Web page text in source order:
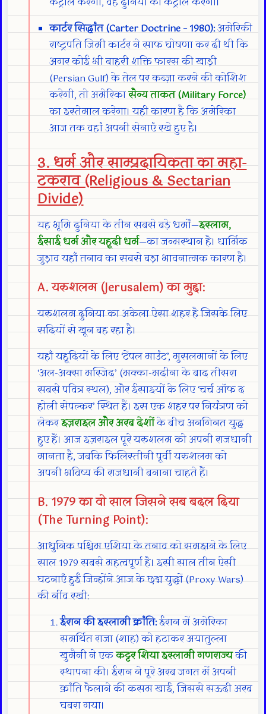
कार्टर सिद्धांत (Carter Doctrine – 1980):अमेरिकी
राष्ट्रपति जिमी कार्टर ने साफ घोषणा कर दी थी कि
अगर कोई भी बाहरी शक्ति फारस की खाड़ी
(Persian Gulf) के तेल पर कब्ज़ा करने की कोशिश
करेगी, तो अमेरिकासैन्य ताकत (Military Force)
का इस्तेमाल करेगा। यही कारण है कि अमेरिका
आज तक वहां अपनी सेनाएं रखे हुए है।
3. धर्म और साम्प्रदायिकता का महा-
टकराव (Religious & Sectarian
Divide)
यह भूमि दुनिया के तीन सबसे बड़े धर्मों—इस्लाम,
ईसाई धर्म और यहूदी धर्म—का जन्मस्थान है। धार्मिक
जुड़ाव यहाँ तनाव का सबसे बड़ा भावनात्मक कारण है।
A. यरुशलम (Jerusalem) का मुद्दा:
यरुशलम दुनिया का अकेला ऐसा शहर है जिसके लिए
सदियों से खून बह रहा है।
यहाँ यहूदियों के लिए ‘टेंपल माउंट’, मुसलमानों के लिए
‘अल-अक्सा मस्जिद’ (मक्का-मदीना के बाद तीसरा
सबसे पवित्र स्थल), और ईसाइयों के लिए ‘चर्च ऑफ द
होली सेपल्कर’ स्थित हैं। इस एक शहर पर नियंत्रण को
लेकरइज़राइल और अरब देशोंके बीच अनगिनत युद्ध
हुए हैं। आज इज़राइल पूरे यरुशलम को अपनी राजधानी
मानता है, जबकि फिलिस्तीनी पूर्वी यरुशलम को
अपनी भविष्य की राजधानी बनाना चाहते हैं।
B. 1979 का वो साल जिसने सब बदल दिया
(The Turning Point):
आधुनिक पश्चिम एशिया के तनाव को समझने के लिए
साल 1979 सबसे महत्वपूर्ण है। इसी साल तीन ऐसी
घटनाएँ हुईं जिन्होंने आज के छद्म युद्धों (Proxy Wars)
की नींव रखी:
ईरान की इस्लामी क्रांति:ईरान में अमेरिका
समर्थित राजा (शाह) को हटाकर अयातुल्ला
खुमैनी ने एककट्टर शिया इस्लामी गणराज्यकी
स्थापना की। ईरान ने पूरे अरब जगत में अपनी
क्रांति फैलाने की कसम खाई, जिससे सऊदी अरब
घबरा गया।